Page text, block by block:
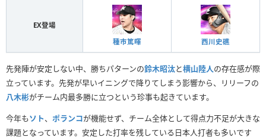
EX登場
種市篤暉
西川史礁
先発陣が安定しない中、勝ちパターンの鈴木昭汰と横山陸人の存在感が際
立っています。先発が早いイニングで降りてしまう影響から、リリーフの
八木彬がチーム内最多勝に立つという珍事も起きています。
今年もソト、 ポランコが機能せず、チーム全体として得点力不足が大きな
課題となっています。安定した打率を残している日本人打者も多いです